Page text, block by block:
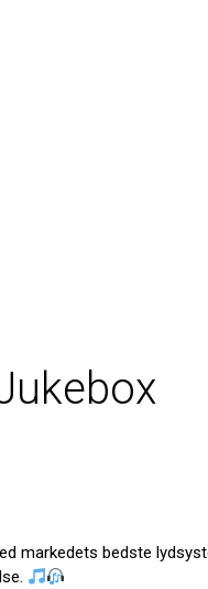
markedets bedste